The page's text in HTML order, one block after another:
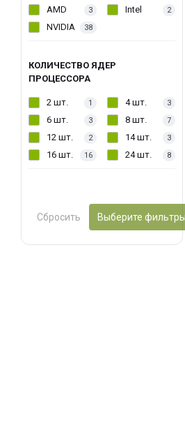
AMD 3 Intel 2
NVIDIA 38
КОЛИЧЕСТВО ЯДЕР
ПРОЦЕССОРА
2 шт. 1 4 шт. 3
6 шт. 3 8 шт. 7
12 шт. 2 14 шт. 3
16 шт. 16 24 шт. 8
Сбросить Выберите фильтры